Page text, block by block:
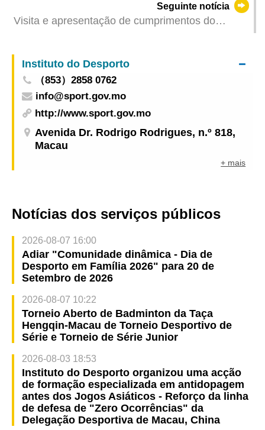
incluindo primeiro espectáculo de drones e fogo-
de-artifício numa mostra do potencial inovador da
Seguinte notícia
Visita e apresentação de cumprimentos do
da frente durante o Ano Novo Chinês
Instituto do Desporto
（853）2858 0762
info@sport.gov.mo
http://www.sport.gov.mo
Avenida Dr. Rodrigo Rodrigues, n.º 818,
Macau
+ mais
Notícias dos serviços públicos
2026-08-07 16:00
Adiar "Comunidade dinâmica - Dia de
Desporto em Família 2026" para 20 de
Setembro de 2026
2026-08-07 10:22
Torneio Aberto de Badminton da Taça
Hengqin-Macau de Torneio Desportivo de
Série e Torneio de Série Junior
2026-08-03 18:53
Instituto do Desporto organizou uma acção
de formação especializada em antidopagem
antes dos Jogos Asiáticos - Reforço da linha
de defesa de "Zero Ocorrências" da
Delegação Desportiva de Macau, China